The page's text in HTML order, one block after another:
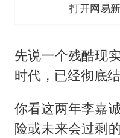
打开网易
先说一个残酷现
时代，已经彻底结
你看这两年李嘉
险或未来会过剩